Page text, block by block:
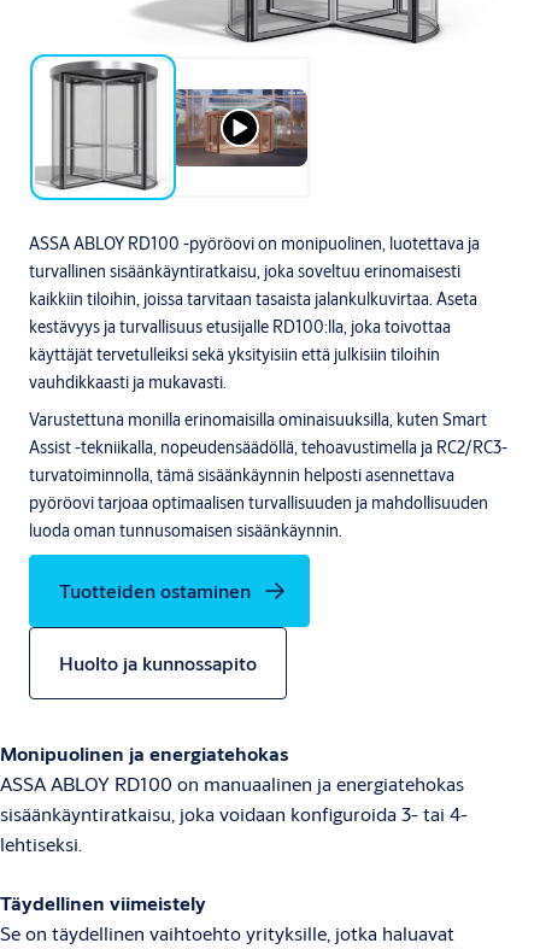
ASSA ABLOY RD100 -pyöröovi on monipuolinen, luotettava ja
turvallinen sisäänkäyntiratkaisu, joka soveltuu erinomaisesti
kaikkiin tiloihin, joissa tarvitaan tasaista jalankulkuvirtaa. Aseta
kestävyys ja turvallisuus etusijalle RD100:lla, joka toivottaa
käyttäjät tervetulleiksi sekä yksityisiin että julkisiin tiloihin
vauhdikkaasti ja mukavasti.
Varustettuna monilla erinomaisilla ominaisuuksilla, kuten Smart
Assist -tekniikalla, nopeudensäädöllä, tehoavustimella ja RC2/RC3-
turvatoiminnolla, tämä sisäänkäynnin helposti asennettava
pyöröovi tarjoaa optimaalisen turvallisuuden ja mahdollisuuden
luoda oman tunnusomaisen sisäänkäynnin.
Tuotteiden ostaminen
Huolto ja kunnossapito
Monipuolinen ja energiatehokas
ASSA ABLOY RD100 on manuaalinen ja energiatehokas
sisäänkäyntiratkaisu, joka voidaan konfiguroida 3- tai 4-
lehtiseksi.
Täydellinen viimeistely
Se on täydellinen vaihtoehto yrityksille, jotka haluavat